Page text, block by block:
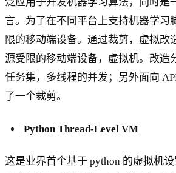
泛应用于开发机器学习算法，同时是
言。为了在不同平台上支持机器学习
限的移动端设备。通过裁剪，虚拟改
源受限的移动端设备，虚拟机。改造
任务集，多线程的并发；另外面向
了一个裁剪。
Python Thread-Level VM
这是业界首个基于 python 的虚拟机